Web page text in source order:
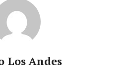
Los Andes